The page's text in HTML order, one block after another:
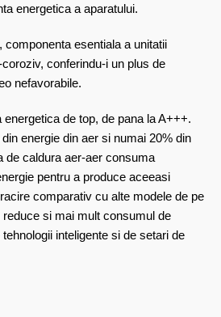
energetica a aparatului.
componenta esentiala a unitatii
conferindu-i un plus de
nefavorabile.
de top, de pana la A+++.
energie din aer si numai 20% din
de caldura aer-aer consuma
pentru a produce aceeasi
comparativ cu alte modele de pe
reduce si mai mult consumul de
inteligente si de setari de